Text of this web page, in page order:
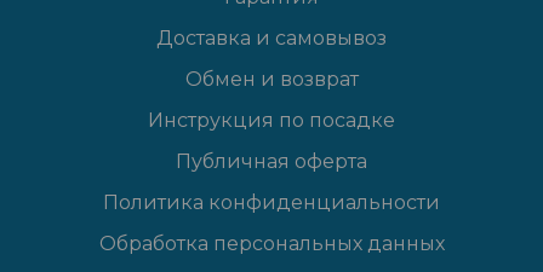
Доставка и самовывоз
Обмен и возврат
Инструкция по посадке
Публичная оферта
Политика конфиденциальности
Обработка персональных данных